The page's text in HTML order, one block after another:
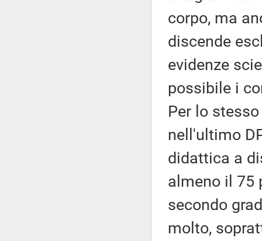
corpo, ma
discende
evidenze
possibile i
Per lo
nell'ultimo
didattica a
almeno il 75
secondo
molto,